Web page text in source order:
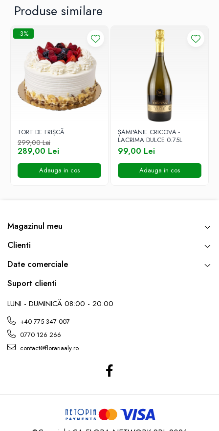
Produse similare
-3%
TORT DE FRIȘCĂ
299,00 Lei
289,00 Lei
Adauga in cos
ȘAMPANIE CRICOVA -
LACRIMA DULCE 0.75L
99,00 Lei
Adauga in cos
Magazinul meu
Clienti
Date comerciale
Suport clienti
LUNI - DUMINICĂ 08:00 - 20:00
+40 775 347 007
0770 126 266
contact@florariaaly.ro